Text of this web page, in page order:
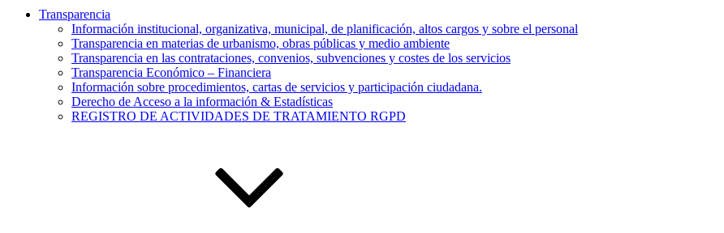
Transparencia
Información institucional, organizativa, municipal, de planificación, altos cargos y sobre el personal
Transparencia en materias de urbanismo, obras públicas y medio ambiente
Transparencia en las contrataciones, convenios, subvenciones y costes de los servicios
Transparencia Económico – Financiera
Información sobre procedimientos, cartas de servicios y participación ciudadana.
Derecho de Acceso a la información & Estadísticas
REGISTRO DE ACTIVIDADES DE TRATAMIENTO RGPD